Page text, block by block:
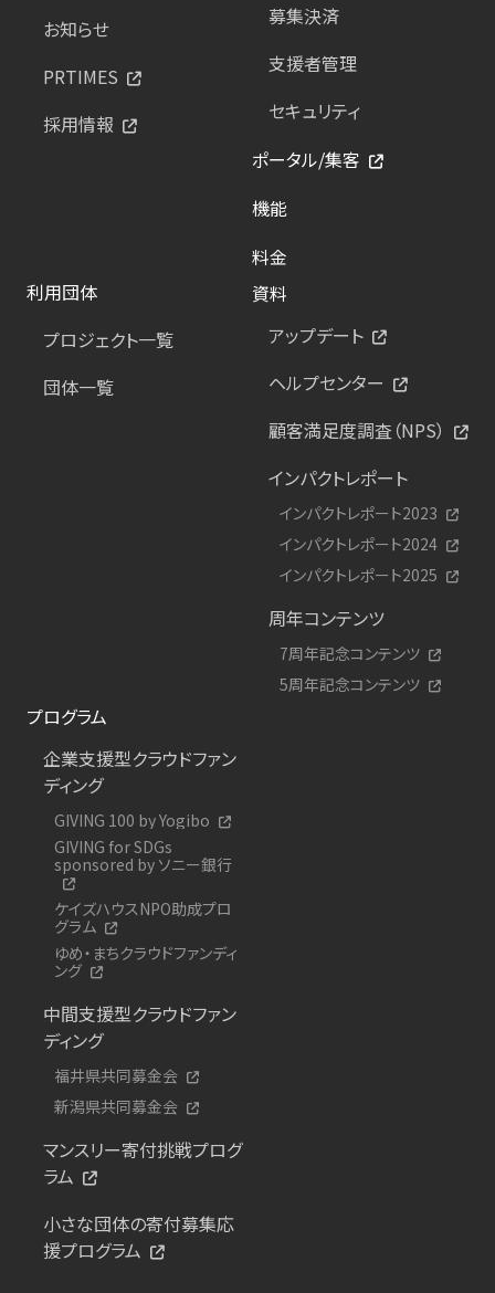
お知らせ
PRTIMES
採用情報
募集決済
支援者管理
セキュリティ
ポータル/集客
機能
料金
利用団体
プロジェクト一覧
団体一覧
資料
アップデート
ヘルプセンター
顧客満足度調査（NPS）
インパクトレポート
インパクトレポート2023
インパクトレポート2024
インパクトレポート2025
周年コンテンツ
7周年記念コンテンツ
5周年記念コンテンツ
プログラム
企業支援型クラウドファン
ディング
GIVING 100 by Yogibo
GIVING for SDGs
sponsored by ソニー銀行
ケイズハウスNPO助成プロ
グラム
ゆめ・まちクラウドファンディ
ング
中間支援型クラウドファン
ディング
福井県共同募金会
新潟県共同募金会
マンスリー寄付挑戦プログ
ラム
小さな団体の寄付募集応
援プログラム